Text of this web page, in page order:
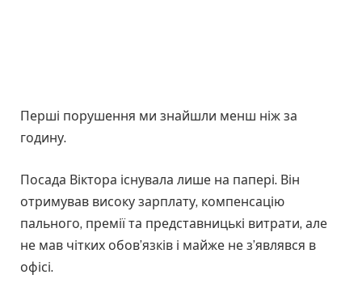
Перші порушення ми знайшли менш ніж за
годину.
Посада Віктора існувала лише на папері. Він
отримував високу зарплату, компенсацію
пального, премії та представницькі витрати, але
не мав чітких обов’язків і майже не з’являвся в
офісі.